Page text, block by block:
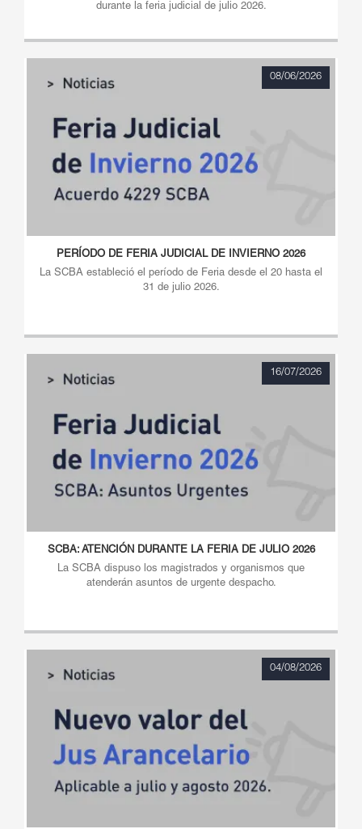
durante la feria judicial de julio 2026.
08/06/2026
PERÍODO DE FERIA JUDICIAL DE INVIERNO 2026
La SCBA estableció el período de Feria desde el 20 hasta el
31 de julio 2026.
16/07/2026
SCBA: ATENCIÓN DURANTE LA FERIA DE JULIO 2026
La SCBA dispuso los magistrados y organismos que
atenderán asuntos de urgente despacho.
04/08/2026